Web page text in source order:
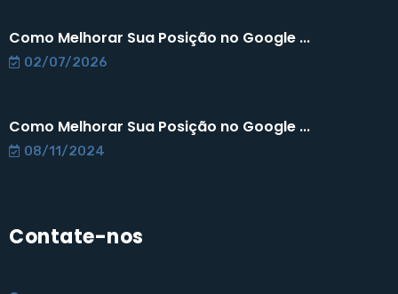
Como Melhorar Sua Posição no Google ...
02/07/2026
Como Melhorar Sua Posição no Google ...
08/11/2024
Contate-nos